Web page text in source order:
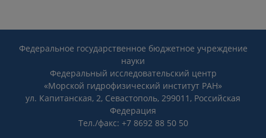
Федеральное государственное бюджетное учреждение
науки
Федеральный исследовательский центр
«Морской гидрофизический институт РАН»
ул. Капитанская, 2, Севастополь, 299011, Российская
Федерация
Тел./факс: +7 8692 88 50 50